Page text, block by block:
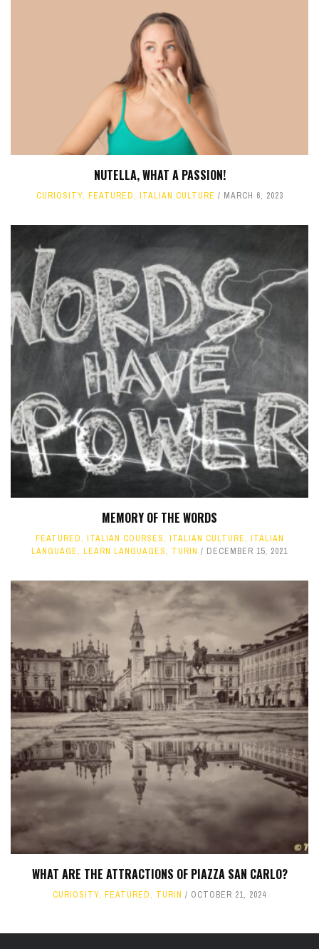
NUTELLA, WHAT A PASSION!
CURIOSITY, FEATURED, ITALIAN CULTURE MARCH 6, 2023
MEMORY OF THE WORDS
FEATURED, ITALIAN COURSES, ITALIAN CULTURE, ITALIAN
LANGUAGE, LEARN LANGUAGES, TURIN DECEMBER 15, 2021
WHAT ARE THE ATTRACTIONS OF PIAZZA SAN CARLO?
CURIOSITY, FEATURED, TURIN OCTOBER 21, 2024